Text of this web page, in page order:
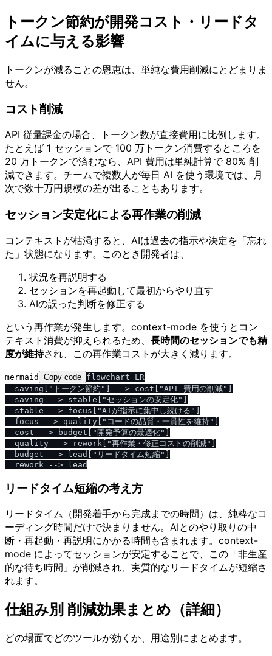
トークン節約が開発コスト・リードタ
イムに与える影響
トークンが減ることの恩恵は、単純な費用削減にとどまりま
せん。
コスト削減
API 従量課金の場合、トークン数が直接費用に比例します。
たとえば 1 セッションで 100 万トークン消費するところを
20 万トークンで済むなら、API 費用は単純計算で 80% 削
減できます。チームで複数人が毎日 AI を使う環境では、月
次で数十万円規模の差が出ることもあります。
セッション安定化による再作業の削減
コンテキストが枯渇すると、AIは過去の指示や決定を「忘れ
た」状態になります。このとき開発者は、
状況を再説明する
セッションを再起動して最初からやり直す
AIの誤った判断を修正する
という再作業が発生します。context-mode を使うとコン
テキスト消費が抑えられるため、 長時間のセッションでも精
度が維持され、この再作業コストが大きく減ります。
mermaid Copy code flowchart LR
  saving["トークン節約"] --> cost["API 費用の削減"]
  saving --> stable["セッションの安定化"]
  stable --> focus["AIが指示に集中し続ける"]
  focus --> quality["コードの品質・一貫性を維持"]
  cost --> budget["開発予算の最適化"]
  quality --> rework["再作業・修正コストの削減"]
  budget --> lead["リードタイム短縮"]
リードタイム短縮の考え方
リードタイム（開発着手から完成までの時間）は、純粋なコ
ーディング時間だけで決まりません。AIとのやり取りの中
断・再起動・再説明にかかる時間も含まれます。context-
mode によってセッションが安定することで、この「非生産
的な待ち時間」が削減され、実質的なリードタイムが短縮さ
れます。
仕組み別 削減効果まとめ（詳細）
どの場面でどのツールが効くか、用途別にまとめます。